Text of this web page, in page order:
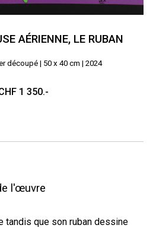
AÉRIENNE, LE RUBAN
découpé | 50 x 40 cm | 2024
1 350.-
l'œuvre
tandis que son ruban dessine